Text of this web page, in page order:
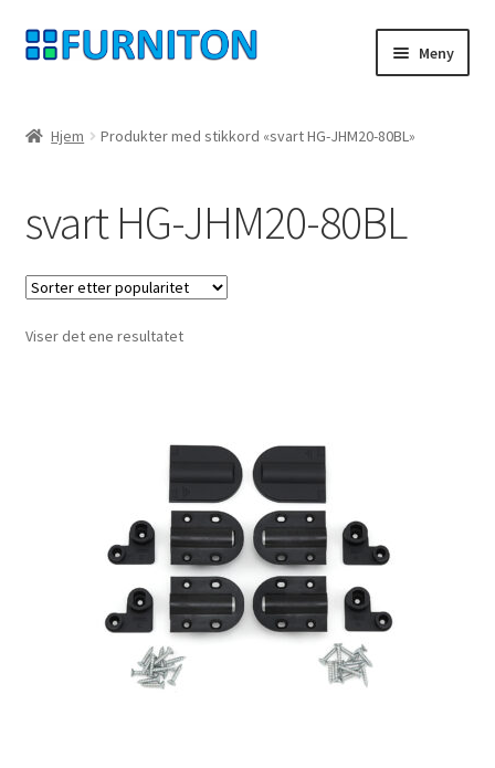
Hopp
til
Hopp
til
Meny
personvern
angrerett
Ta kontakt med
Hjem Produkter med stikkord «svart HG-JHM20-80BL»
svart HG-JHM20-80BL
Viser det ene resultatet